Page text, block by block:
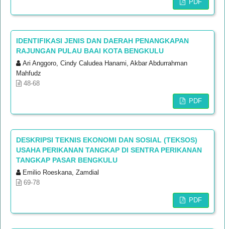
PDF
IDENTIFIKASI JENIS DAN DAERAH PENANGKAPAN
RAJUNGAN PULAU BAAI KOTA BENGKULU
Ari Anggoro, Cindy Caludea Hanami, Akbar Abdurrahman
Mahfudz
48-68
PDF
DESKRIPSI TEKNIS EKONOMI DAN SOSIAL (TEKSOS)
USAHA PERIKANAN TANGKAP DI SENTRA PERIKANAN
TANGKAP PASAR BENGKULU
Emilio Roeskana, Zamdial
69-78
PDF